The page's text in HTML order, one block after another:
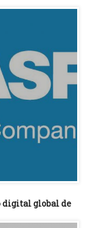
digital global de